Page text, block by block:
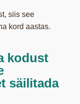
siis see
kord aastas.
kodust
säilitada